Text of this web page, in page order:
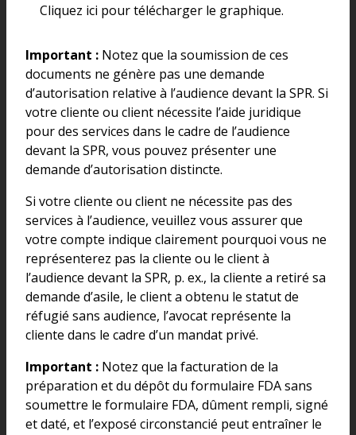
Cliquez ici pour télécharger le graphique.
Important : Notez que la soumission de ces
documents ne génère pas une demande
d’autorisation relative à l’audience devant la SPR. Si
votre cliente ou client nécessite l’aide juridique
pour des services dans le cadre de l’audience
devant la SPR, vous pouvez présenter une
demande d’autorisation distincte.
Si votre cliente ou client ne nécessite pas des
services à l’audience, veuillez vous assurer que
votre compte indique clairement pourquoi vous ne
représenterez pas la cliente ou le client à
l’audience devant la SPR, p. ex., la cliente a retiré sa
demande d’asile, le client a obtenu le statut de
réfugié sans audience, l’avocat représente la
cliente dans le cadre d’un mandat privé.
Important : Notez que la facturation de la
préparation et du dépôt du formulaire FDA sans
soumettre le formulaire FDA, dûment rempli, signé
et daté, et l’exposé circonstancié peut entraîner le